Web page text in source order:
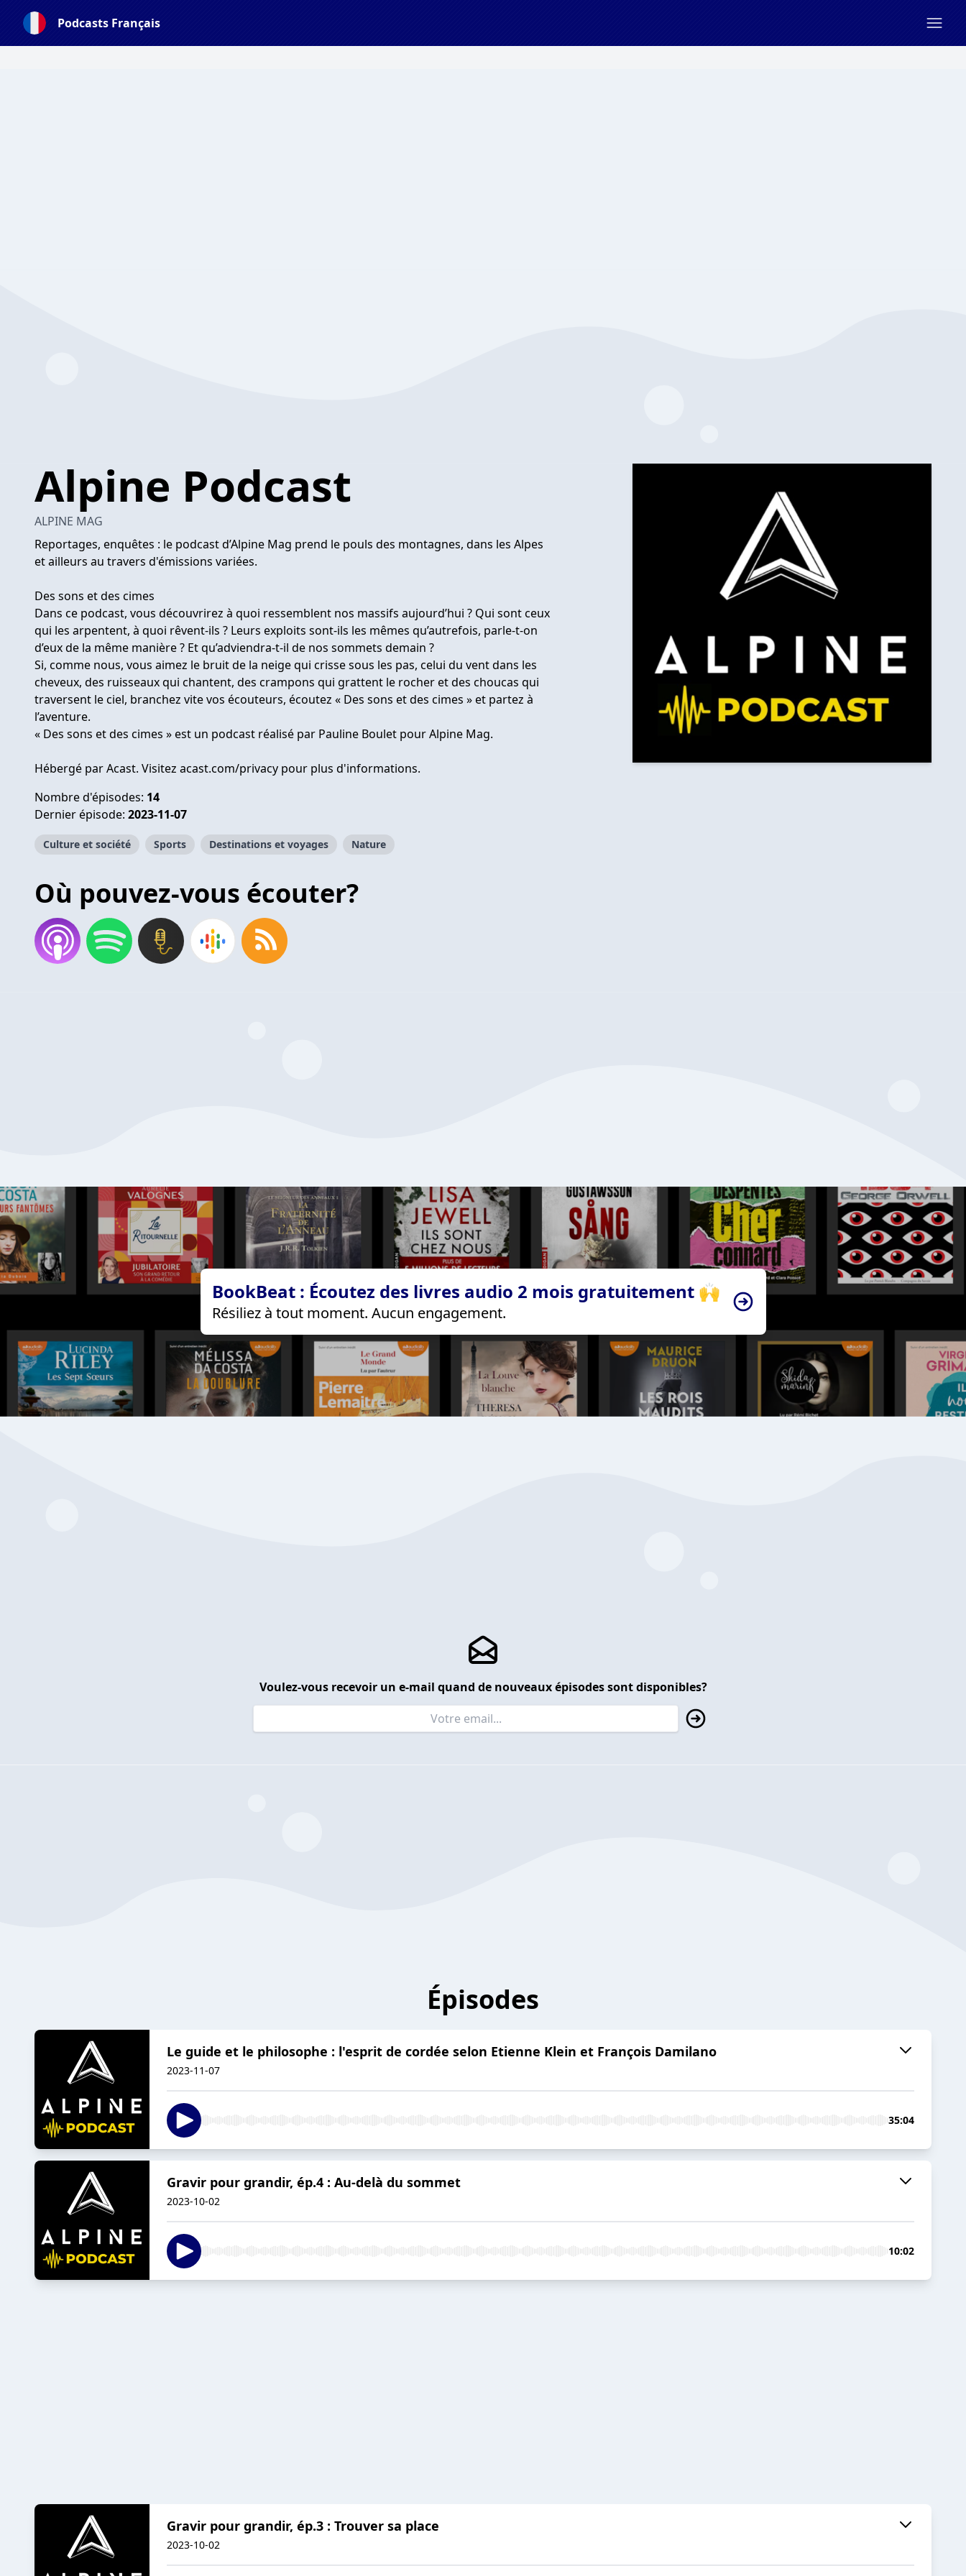
Podcasts Français
Alpine Podcast
ALPINE MAG
Reportages, enquêtes : le podcast d’Alpine Mag prend le pouls des montagnes, dans les Alpes
et ailleurs au travers d'émissions variées.
Des sons et des cimes
Dans ce podcast, vous découvrirez à quoi ressemblent nos massifs aujourd’hui ? Qui sont ceux
qui les arpentent, à quoi rêvent-ils ? Leurs exploits sont-ils les mêmes qu’autrefois, parle-t-on
d’eux de la même manière ? Et qu’adviendra-t-il de nos sommets demain ?
Si, comme nous, vous aimez le bruit de la neige qui crisse sous les pas, celui du vent dans les
cheveux, des ruisseaux qui chantent, des crampons qui grattent le rocher et des choucas qui
traversent le ciel, branchez vite vos écouteurs, écoutez « Des sons et des cimes » et partez à
l’aventure.
« Des sons et des cimes » est un podcast réalisé par Pauline Boulet pour Alpine Mag.
Hébergé par Acast. Visitez acast.com/privacy pour plus d'informations.
Nombre d'épisodes: 14
Dernier épisode: 2023-11-07
Culture et société Sports Destinations et voyages Nature
Où pouvez-vous écouter?
BookBeat : Écoutez des livres audio 2 mois gratuitement 🙌
Résiliez à tout moment. Aucun engagement.
Voulez-vous recevoir un e-mail quand de nouveaux épisodes sont disponibles?
Épisodes
Le guide et le philosophe : l'esprit de cordée selon Etienne Klein et François Damilano
2023-11-07
35:04
Gravir pour grandir, ép.4 : Au-delà du sommet
2023-10-02
10:02
Gravir pour grandir, ép.3 : Trouver sa place
2023-10-02